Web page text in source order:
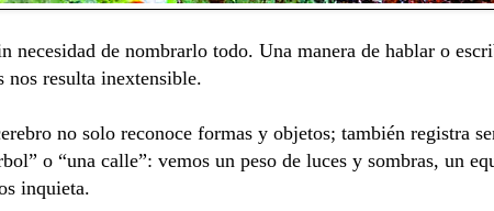
de nombrarlo todo. Una manera de hablar o
nos resulta inextensible.
no solo reconoce formas y objetos; también registra
o “una calle”: vemos un peso de luces y sombras, un
inquieta.